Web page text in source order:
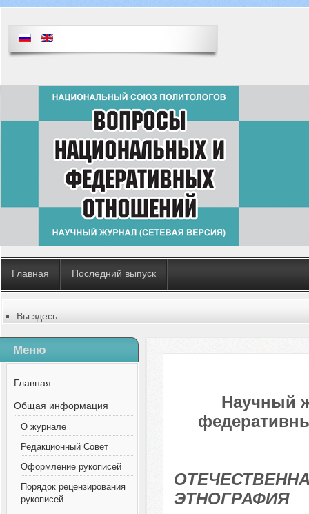
Главная Последний выпуск
Вы здесь:
Содержание выпусков
№ 5 (74), 2021
Меню
Главная
Общая информация
О журнале
Редакционный Совет
Оформление рукописей
Порядок рецензирования
рукописей
Научный
ЭТНОГРАФИЯ